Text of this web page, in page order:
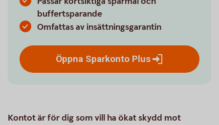
buffertsparande
Omfattas av insättningsgarantin
Öppna Sparkonto Plus
Kontot är för dig som vill ha ökat skydd mot